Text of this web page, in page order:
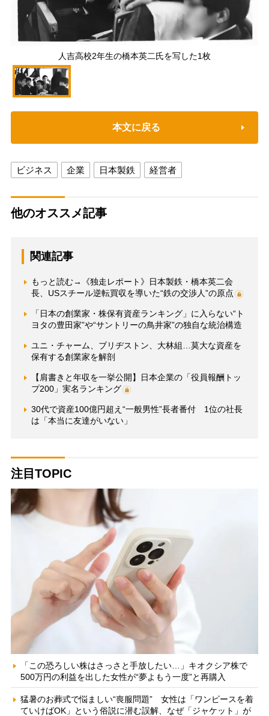
人吉高校2年生の橋本英二氏を写した1枚
本文に戻る
ビジネス 企業 日本製鉄 経営者
他のオススメ記事
関連記事
もっと読む→《独走レポート》日本製鉄・橋本英二会
長、USスチール逆転買収を導いた“鉄の交渉人”の原点
「日本の創業家・株保有資産ランキング」に入らない“ト
ヨタの豊田家”や“サントリーの鳥井家”の独自な統治構造
ユニ・チャーム、ブリヂストン、大林組…莫大な資産を
保有する創業家を解剖
【肩書きと年収を一挙公開】日本企業の「役員報酬トッ
プ200」実名ランキング
30代で資産100億円超え“一般男性”長者番付 1位の社長
は「本当に友達がいない」
注目TOPIC
「この恐ろしい株はさっさと手放したい…」キオクシア株で
500万円の利益を出した女性が“夢よもう一度”と再購入
猛暑のお葬式で悩ましい“喪服問題” 女性は「ワンピースを着
ていけばOK」という俗説に潜む誤解、なぜ「ジャケット」が